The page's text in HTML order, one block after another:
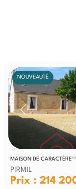
NOUVEAUTÉ
MAISON DE CARACTÈRE
PIRMIL
Prix : 214